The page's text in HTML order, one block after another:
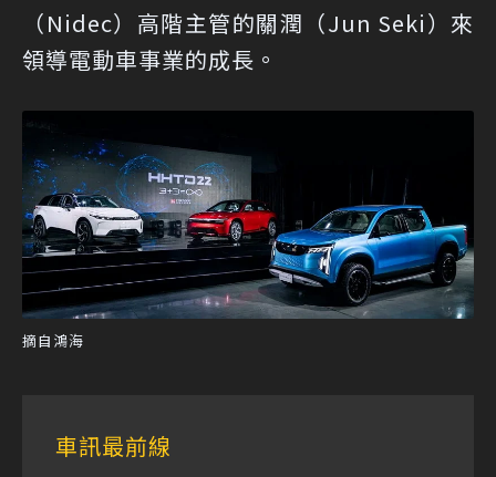
（Nidec）高階主管的關潤（Jun Seki）來
領導電動車事業的成長。
摘自鴻海
車訊最前線